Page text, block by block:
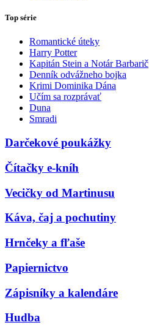
Top série
Romantické úteky
Harry Potter
Kapitán Stein a Notár Barbarič
Denník odvážneho bojka
Krimi Dominika Dána
Učím sa rozprávať
Duna
Smradi
Darčekové poukážky
Čítačky e-kníh
Vecičky od Martinusu
Káva, čaj a pochutiny
Hrnčeky a fľaše
Papiernictvo
Zápisníky a kalendáre
Hudba